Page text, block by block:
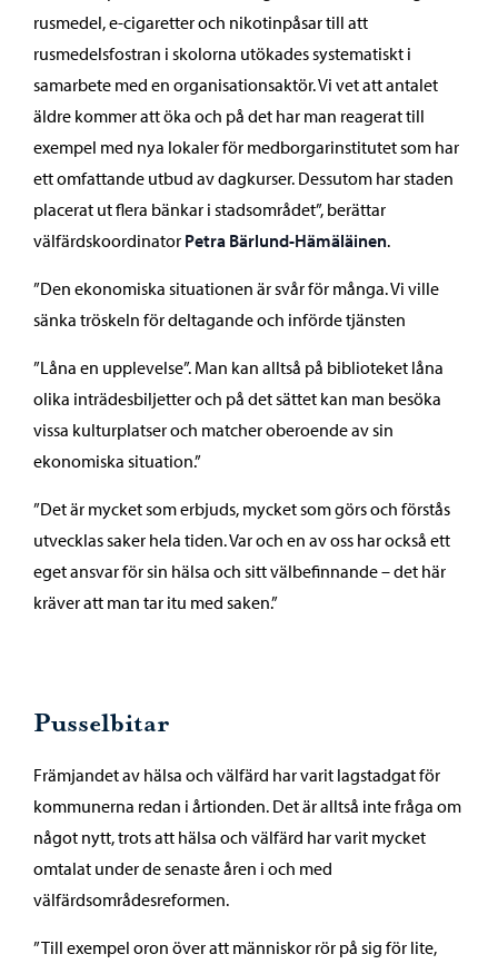
rusmedel, e-cigaretter och nikotinpåsar till att
rusmedelsfostran i skolorna utökades systematiskt i
samarbete med en organisationsaktör. Vi vet att antalet
äldre kommer att öka och på det har man reagerat till
exempel med nya lokaler för medborgarinstitutet som har
ett omfattande utbud av dagkurser. Dessutom har staden
placerat ut flera bänkar i stadsområdet”, berättar
välfärdskoordinator Petra Bärlund-Hämäläinen.
”Den ekonomiska situationen är svår för många. Vi ville
sänka tröskeln för deltagande och införde tjänsten
”Låna en upplevelse”. Man kan alltså på biblioteket låna
olika inträdesbiljetter och på det sättet kan man besöka
vissa kulturplatser och matcher oberoende av sin
ekonomiska situation.”
”Det är mycket som erbjuds, mycket som görs och förstås
utvecklas saker hela tiden. Var och en av oss har också ett
eget ansvar för sin hälsa och sitt välbefinnande – det här
kräver att man tar itu med saken.”
Pusselbitar
Främjandet av hälsa och välfärd har varit lagstadgat för
kommunerna redan i årtionden. Det är alltså inte fråga om
något nytt, trots att hälsa och välfärd har varit mycket
omtalat under de senaste åren i och med
välfärdsområdesreformen.
”Till exempel oron över att människor rör på sig för lite,